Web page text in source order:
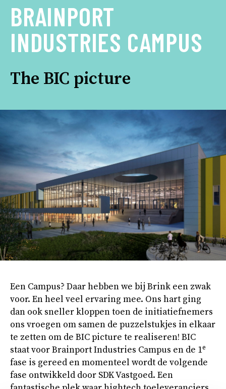
BRAINPORT
INDUSTRIES CAMPUS
The BIC picture
Een Campus? Daar hebben we bij Brink een zwak
voor. En heel veel ervaring mee. Ons hart ging
dan ook sneller kloppen toen de initiatiefnemers
ons vroegen om samen de puzzelstukjes in elkaar
te zetten om de BIC picture te realiseren! BIC
staat voor Brainport Industries Campus en de 1e
fase is gereed en momenteel wordt de volgende
fase ontwikkeld door SDK Vastgoed. Een